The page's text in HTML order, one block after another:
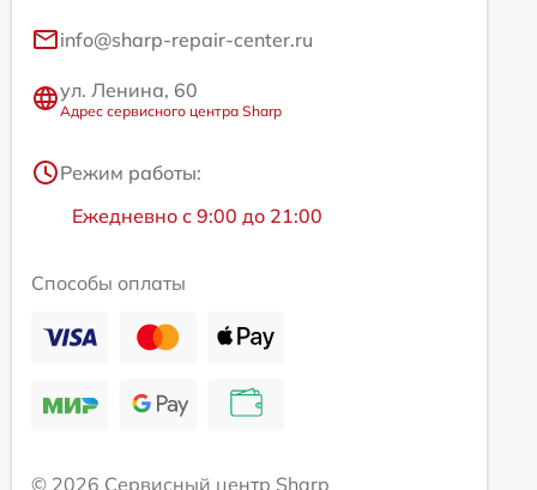
info@sharp-repair-center.ru
ул. Ленина, 60
Адрес сервисного центра Sharp
Режим работы:
Ежедневно с 9:00 до 21:00
Способы оплаты
© 2026 Сервисный центр Sharp